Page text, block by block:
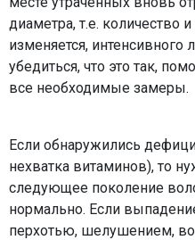
диаметра, т.е. количество
изменяется, интенсивного
убедиться, что это так,
все необходимые замеры.
Если обнаружились
нехватка витаминов), то
следующее поколение
нормально. Если
перхотью, шелушением,